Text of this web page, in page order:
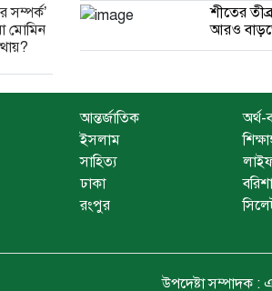
সম্পর্ক’
মোমিন
শীতের
আরও
আন্তর্জাতিক অর্থ-
ইসলাম
সাহিত্য
ঢাকা
রংপুর
উপদেষ্টা সম্পাদক :